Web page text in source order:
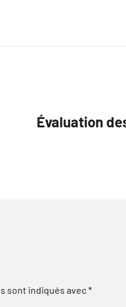
Évaluation
sont indiqués avec*